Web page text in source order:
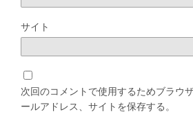
サイト
次回のコメントで使用するためブラウ
ールアドレス、サイトを保存する。